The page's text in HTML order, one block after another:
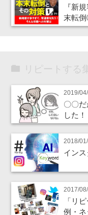
『新
末転
リピートする
2019/
〇〇
した！
2018/
イン
2017/
「リ
例・